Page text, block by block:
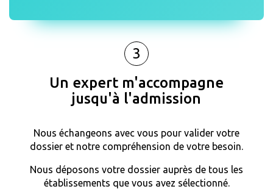
3
Un expert m'accompagne
jusqu'à l'admission
Nous échangeons avec vous pour valider votre
dossier et notre compréhension de votre besoin.
Nous déposons votre dossier auprès de tous les
établissements que vous avez sélectionné.